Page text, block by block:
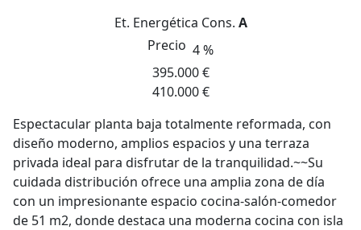
Et. Energética Cons. A
Precio 4 %
395.000 €
410.000 €
Espectacular planta baja totalmente reformada, con
diseño moderno, amplios espacios y una terraza
privada ideal para disfrutar de la tranquilidad.~~Su
cuidada distribución ofrece una amplia zona de día
con un impresionante espacio cocina-salón-comedor
de 51 m2, donde destaca una moderna cocina con isla